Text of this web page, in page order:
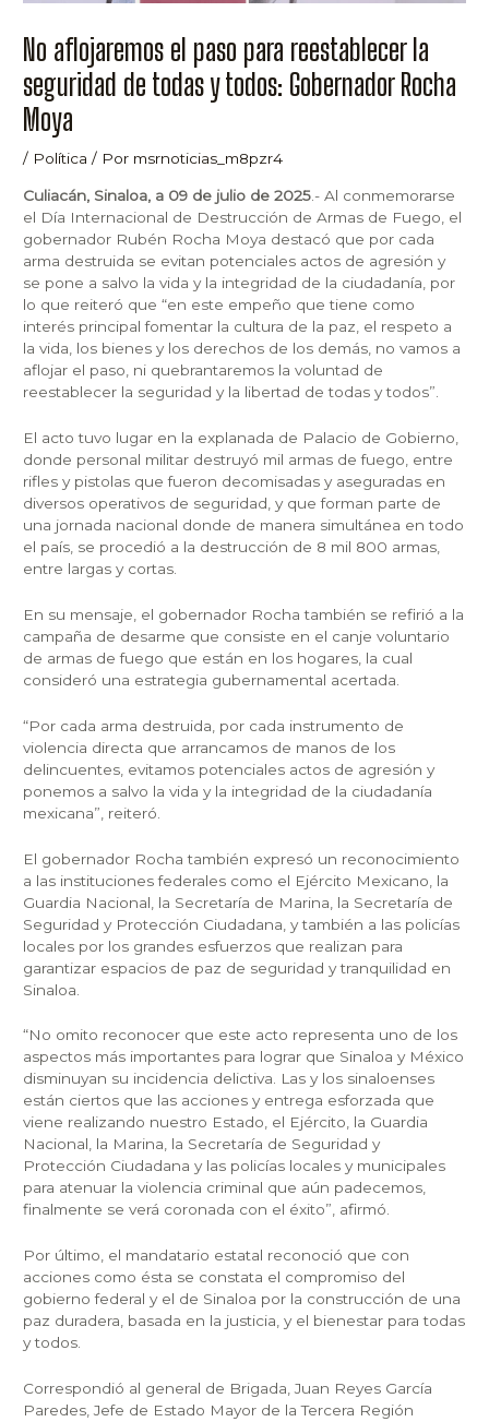
No aflojaremos el paso para reestablecer la
seguridad de todas y todos: Gobernador Rocha
Moya
/ Política / Por msrnoticias_m8pzr4
Culiacán, Sinaloa, a 09 de julio de 2025 .- Al conmemorarse
el Día Internacional de Destrucción de Armas de Fuego, el
gobernador Rubén Rocha Moya destacó que por cada
arma destruida se evitan potenciales actos de agresión y
se pone a salvo la vida y la integridad de la ciudadanía, por
lo que reiteró que “en este empeño que tiene como
interés principal fomentar la cultura de la paz, el respeto a
la vida, los bienes y los derechos de los demás, no vamos a
aflojar el paso, ni quebrantaremos la voluntad de
reestablecer la seguridad y la libertad de todas y todos”.
El acto tuvo lugar en la explanada de Palacio de Gobierno,
donde personal militar destruyó mil armas de fuego, entre
rifles y pistolas que fueron decomisadas y aseguradas en
diversos operativos de seguridad, y que forman parte de
una jornada nacional donde de manera simultánea en todo
el país, se procedió a la destrucción de 8 mil 800 armas,
entre largas y cortas.
En su mensaje, el gobernador Rocha también se refirió a la
campaña de desarme que consiste en el canje voluntario
de armas de fuego que están en los hogares, la cual
consideró una estrategia gubernamental acertada.
“Por cada arma destruida, por cada instrumento de
violencia directa que arrancamos de manos de los
delincuentes, evitamos potenciales actos de agresión y
ponemos a salvo la vida y la integridad de la ciudadanía
mexicana”, reiteró.
El gobernador Rocha también expresó un reconocimiento
a las instituciones federales como el Ejército Mexicano, la
Guardia Nacional, la Secretaría de Marina, la Secretaría de
Seguridad y Protección Ciudadana, y también a las policías
locales por los grandes esfuerzos que realizan para
garantizar espacios de paz de seguridad y tranquilidad en
Sinaloa.
“No omito reconocer que este acto representa uno de los
aspectos más importantes para lograr que Sinaloa y México
disminuyan su incidencia delictiva. Las y los sinaloenses
están ciertos que las acciones y entrega esforzada que
viene realizando nuestro Estado, el Ejército, la Guardia
Nacional, la Marina, la Secretaría de Seguridad y
Protección Ciudadana y las policías locales y municipales
para atenuar la violencia criminal que aún padecemos,
finalmente se verá coronada con el éxito”, afirmó.
Por último, el mandatario estatal reconoció que con
acciones como ésta se constata el compromiso del
gobierno federal y el de Sinaloa por la construcción de una
paz duradera, basada en la justicia, y el bienestar para todas
y todos.
Correspondió al general de Brigada, Juan Reyes García
Paredes, Jefe de Estado Mayor de la Tercera Región